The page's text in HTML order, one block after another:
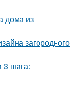
дома из
загородного
3 шага: